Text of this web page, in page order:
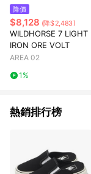
降價
$8,128 (降$2,483)
WILDHORSE 7 LIGHT
IRON ORE VOLT
AREA 02
1%
熱銷排行榜